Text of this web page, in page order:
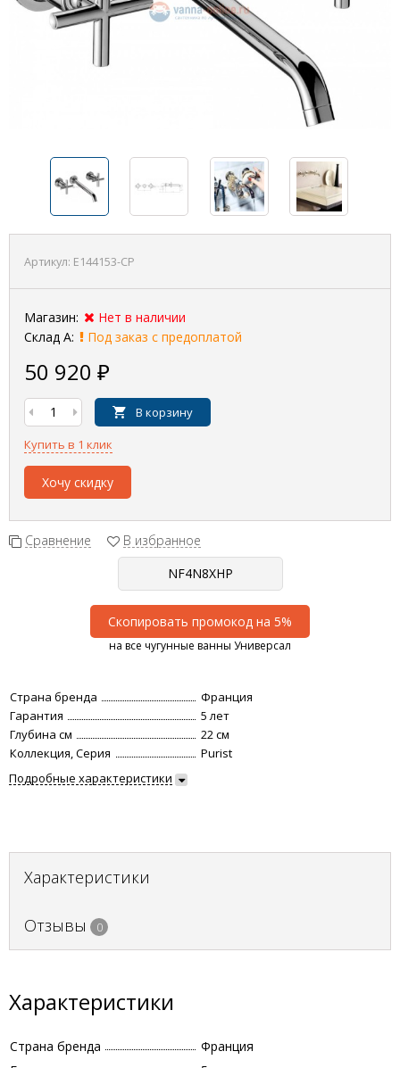
Артикул: E144153-CP
Магазин:
Нет в наличии
Склад А:
Под заказ с предоплатой
50 920 ₽
В корзину
Купить в 1 клик
Хочу скидку
Сравнение В избранное
Скопировать промокод на 5%
на все чугунные ванны Универсал
Страна бренда
Франция
Гарантия
5 лет
Глубина см
22 см
Коллекция, Серия
Purist
Подробные характеристики
Характеристики
Отзывы 0
Характеристики
Страна бренда
Франция